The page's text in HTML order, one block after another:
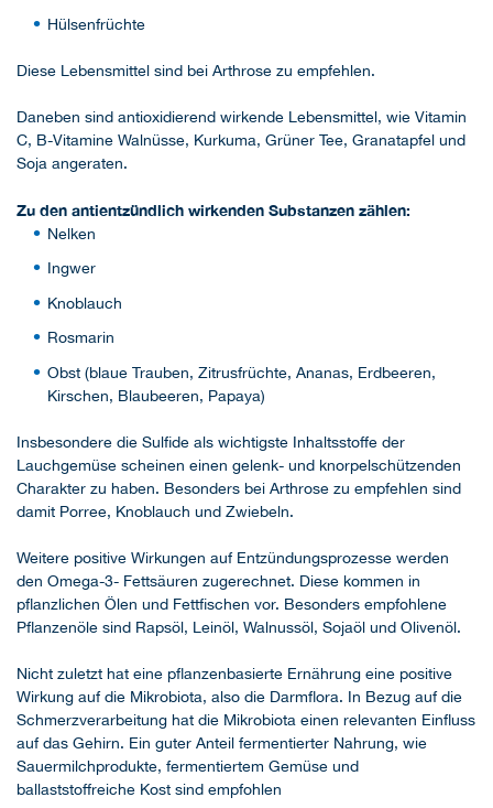
Hülsenfrüchte
Diese Lebensmittel sind bei Arthrose zu empfehlen.
Daneben sind antioxidierend wirkende Lebensmittel, wie Vitamin
C, B-Vitamine Walnüsse, Kurkuma, Grüner Tee, Granatapfel und
Soja angeraten.
Zu den antientzündlich wirkenden Substanzen zählen:
Nelken
Ingwer
Knoblauch
Rosmarin
Obst (blaue Trauben, Zitrusfrüchte, Ananas, Erdbeeren,
Kirschen, Blaubeeren, Papaya)
Insbesondere die Sulfide als wichtigste Inhaltsstoffe der
Lauchgemüse scheinen einen gelenk- und knorpelschützenden
Charakter zu haben. Besonders bei Arthrose zu empfehlen sind
damit Porree, Knoblauch und Zwiebeln.
Weitere positive Wirkungen auf Entzündungsprozesse werden
den Omega-3- Fettsäuren zugerechnet. Diese kommen in
pflanzlichen Ölen und Fettfischen vor. Besonders empfohlene
Pflanzenöle sind Rapsöl, Leinöl, Walnussöl, Sojaöl und Olivenöl.
Nicht zuletzt hat eine pflanzenbasierte Ernährung eine positive
Wirkung auf die Mikrobiota, also die Darmflora. In Bezug auf die
Schmerzverarbeitung hat die Mikrobiota einen relevanten Einfluss
auf das Gehirn. Ein guter Anteil fermentierter Nahrung, wie
Sauermilchprodukte, fermentiertem Gemüse und
ballaststoffreiche Kost sind empfohlen